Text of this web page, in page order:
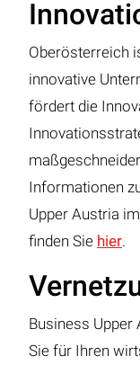
Oberösterreich
innovative
fördert die
Informationen
Upper Austria
finden Sie hier.
Business Upper
Sie für Ihren